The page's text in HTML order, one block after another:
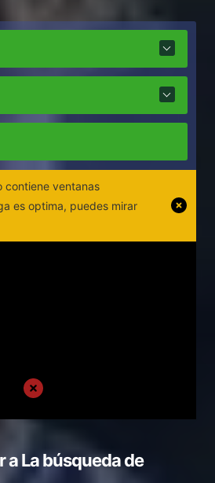
contiene ventanas
es optima, puedes mirar
aLa búsqueda de